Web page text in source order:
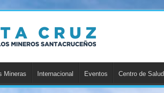
Mineras Internacional Eventos Centro de Salud